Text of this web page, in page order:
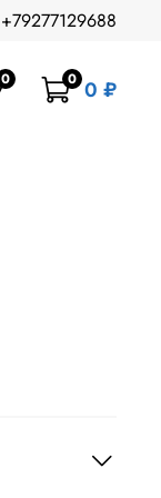
+79277129688
0 0 0 ₽